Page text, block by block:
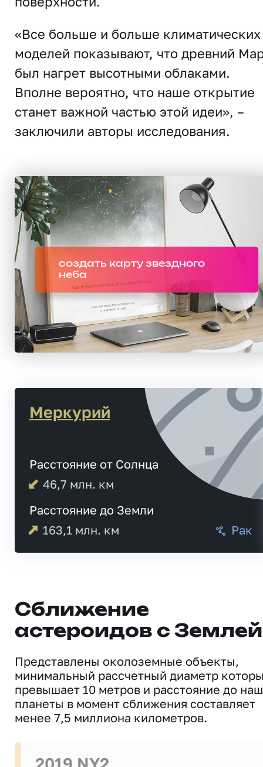
«Все больше и больше климатических
моделей показывают, что древний
был нагрет высотными облаками.
Вполне вероятно, что наше открытие
станет важной частью этой идеи», –
заключили авторы исследования.
создать карту звездного
неба
Меркурий
Расстояние от Солнца
46,7 млн. км
Расстояние до Земли
163,1 млн. км Рак
Сближение
астероидов с Землей
Представлены околоземные объекты,
минимальный рассчетный диаметр
превышает 10 метров и расстояние до
планеты в момент сближения составляет
менее 7,5 миллиона километров.